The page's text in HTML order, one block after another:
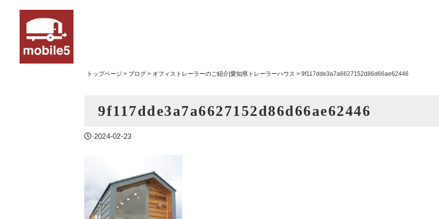
トップページ > ブログ > オフィストレーラーのご紹介|愛知県トレーラーハウス > 9f117dde3a7a6627152d86d66ae62446
9f117dde3a7a6627152d86d66ae62446
2024-02-23